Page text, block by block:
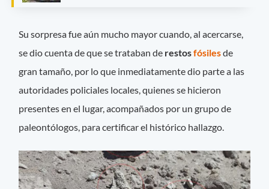
Su sorpresa fue aún mucho mayor cuando, al acercarse,
se dio cuenta de que se trataban de restosfósilesde
gran tamaño, por lo que inmediatamente dio parte a las
autoridades policiales locales, quienes se hicieron
presentes en el lugar, acompañados por un grupo de
paleontólogos, para certificar el histórico hallazgo.